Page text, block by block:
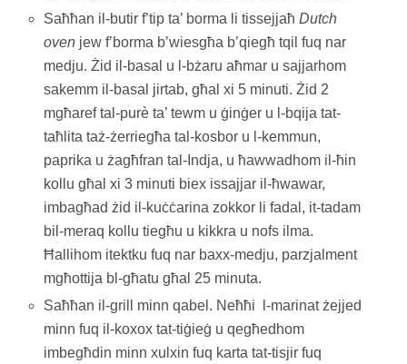
Saħħan il-butir f’tip ta’ borma li tissejjaħDutch
oven jew f’borma b’wiesgħa b’qiegħ tqil fuq nar
medju. Żid il-basal u l-bżaru aħmar u sajjarhom
sakemm il-basal jirtab, għal xi 5 minuti. Żid 2
mgħaref tal-purè ta’ tewm u ġinġer u l-bqija tat-
taħlita taż-żerriegħa tal-kosbor u l-kemmun,
paprika u żagħfran tal-Indja, u ħawwadhom il-ħin
kollu għal xi 3 minuti biex issajjar il-ħwawar,
imbagħad żid il-kuċċarina zokkor li fadal, it-tadam
bil-meraq kollu tiegħu u kikkra u nofs ilma.
Ħallihom itektku fuq nar baxx-medju, parzjalment
mgħottija bl-għatu għal 25 minuta.
Saħħan il-grill minn qabel. Neħħi l-marinat żejjed
minn fuq il-koxox tat-tiġieġ u qegħedhom
imbegħdin minn xulxin fuq karta tat-tisjir fuq